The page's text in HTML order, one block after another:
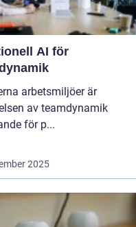
AI för
arbetsmiljöer är
av teamdynamik
för p...
2025